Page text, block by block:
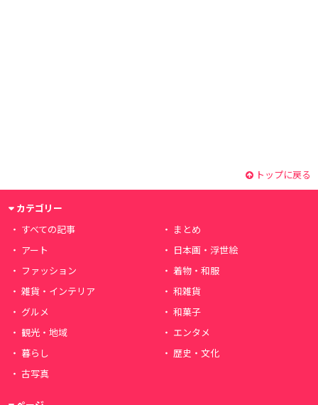
トップに戻る
カテゴリー
すべての記事
まとめ
アート
日本画・浮世絵
ファッション
着物・和服
雑貨・インテリア
和雑貨
グルメ
和菓子
観光・地域
エンタメ
暮らし
歴史・文化
古写真